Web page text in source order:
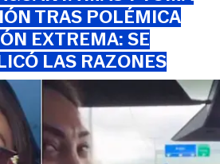
TRAS POLÉMICA
EXTREMA: SE
LAS RAZONES